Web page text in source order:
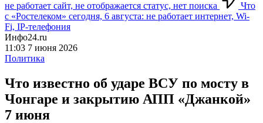
не работает сайт, не отображается статус, нет поиска
Что
с «Ростелеком» сегодня, 6 августа: не работает интернет, Wi-
Fi, IP-телефония
Инфо24.ru
11:03 7 июня 2026
Политика
Что известно об ударе ВСУ по мосту в
Чонгаре и закрытию АПП «Джанкой»
7 июня